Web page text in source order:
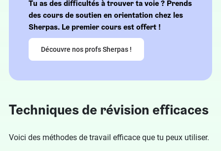
Tu as des difficultés à trouver ta voie ? Prends
des cours de soutien en orientation chez les
Sherpas. Le premier cours est offert !
Découvre nos profs Sherpas !
Techniques de révision efficaces
Voici des méthodes de travail efficace que tu peux utiliser.